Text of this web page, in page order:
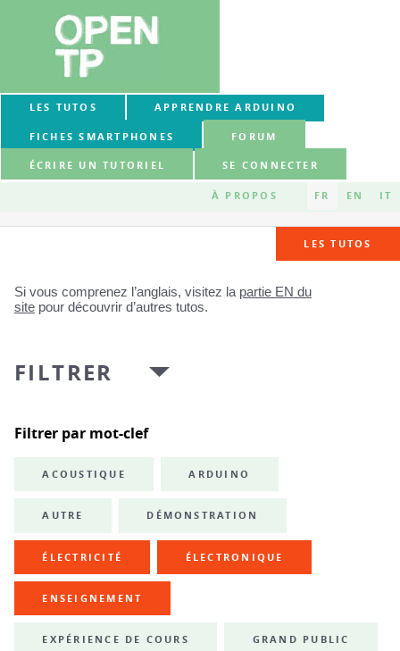
LES TUTOS APPRENDRE ARDUINO
FICHES SMARTPHONES FORUM
ÉCRIRE UN TUTORIEL SE CONNECTER
À PROPOS FR EN IT
LES TUTOS
Si vous comprenez l’anglais, visitez la partie EN du
site pour découvrir d’autres tutos.
FILTRER
Filtrer par mot-clef
ACOUSTIQUE ARDUINO
AUTRE DÉMONSTRATION
ÉLECTRICITÉ ÉLECTRONIQUE
ENSEIGNEMENT
EXPÉRIENCE DE COURS GRAND PUBLIC